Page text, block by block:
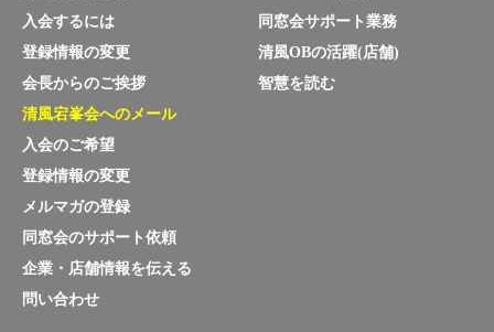
入会するには
登録情報の変更
会長からのご挨拶
同窓会サポート業務
清風OBの活躍(店舗)
智慧を読む
清風宕峯会へのメール
入会のご希望
登録情報の変更
メルマガの登録
同窓会のサポート依頼
企業・店舗情報を伝える
問い合わせ